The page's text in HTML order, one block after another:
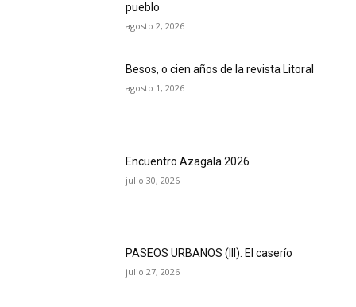
pueblo
agosto 2, 2026
Besos, o cien años de la revista Litoral
agosto 1, 2026
Encuentro Azagala 2026
julio 30, 2026
PASEOS URBANOS (III). El caserío
julio 27, 2026